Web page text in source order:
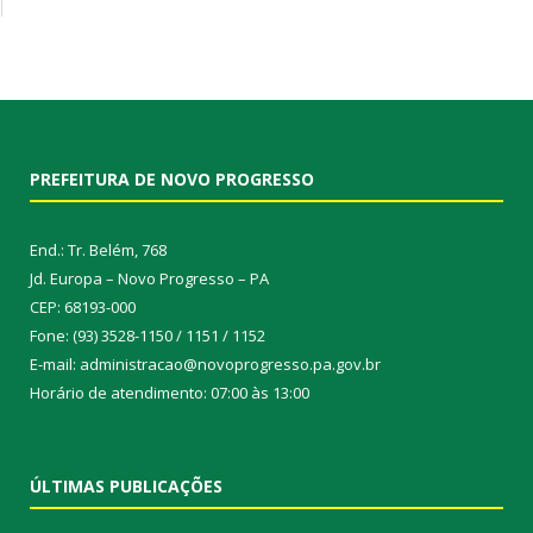
PREFEITURA DE NOVO PROGRESSO
End.: Tr. Belém, 768
Jd. Europa – Novo Progresso – PA
CEP: 68193-000
Fone: (93) 3528-1150 / 1151 / 1152
E-mail: administracao@novoprogresso.pa.gov.br
Horário de atendimento: 07:00 às 13:00
ÚLTIMAS PUBLICAÇÕES